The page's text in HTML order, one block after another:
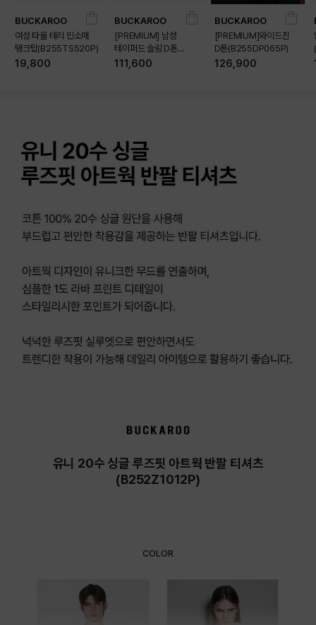
BUCKAROO
여성 타올 테리 민소매
탱크탑(B255TS520P)
19,800
BUCKAROO
[PREMIUM] 남성
테이퍼드 슬림 D톤
(B255DP160P)
111,600
BUCKAROO
[PREMIUM]와이드진
D톤(B255DP065P)
126,900
유니 20수 싱글 루즈핏 아트웍 반팔 티셔츠
(B252Z1012P)
COLOR